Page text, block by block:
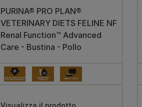
PURINA® PRO PLAN®
VETERINARY DIETS FELINE NF
Renal Function™ Advanced
Care - Bustina - Pollo
Visualizza il prodotto